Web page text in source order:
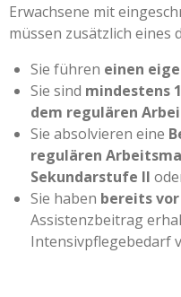
Erwachsene mit
müssen zusätzlich
Sie führen einen
Sie sind mindestens
dem regulären
Sie absolvieren eine
regulären
Sekundarstufe II
Sie haben bereits
Assistenzbeitrag
Intensivpflegebedarf